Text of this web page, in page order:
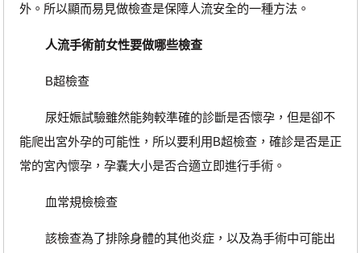
外。所以顯而易見做檢查是保障人流安全的一種方法。
人流手術前女性要做哪些檢查
B超檢查
尿妊娠試驗雖然能夠較準確的診斷是否懷孕，但是卻不
能爬出宮外孕的可能性，所以要利用B超檢查，確診是否是正
常的宮內懷孕，孕囊大小是否合適立即進行手術。
血常規檢檢查
該檢查為了排除身體的其他炎症，以及為手術中可能出